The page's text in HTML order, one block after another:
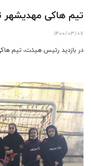
تیم هاکی
1400/03/07
در بازدید رئیس هیئت، تیم